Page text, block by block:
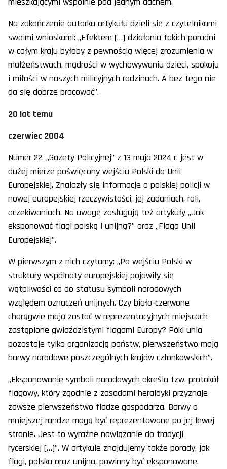
Na zakończenie autorka artykułu dzieli się z czytelnikami
swoimi wnioskami: „Efektem […] działania takich poradni
w całym kraju byłoby z pewnością więcej zrozumienia w
małżeństwach, mądrości w wychowywaniu dzieci, spokoju
i miłości w naszych milicyjnych rodzinach. A bez tego nie
da się dobrze pracować”.
20 lat temu
czerwiec 2004
Numer 22. „Gazety Policyjnej” z 13 maja 2024 r. jest w
dużej mierze poświęcony wejściu Polski do Unii
Europejskiej. Znalazły się informacje o polskiej policji w
nowej europejskiej rzeczywistości, jej zadaniach, roli,
oczekiwaniach. Na uwagę zasługują też artykuły „Jak
eksponować flagi polską i unijną?” oraz „Flaga Unii
Europejskiej”.
W pierwszym z nich czytamy: „Po wejściu Polski w
struktury wspólnoty europejskiej pojawiły się
wątpliwości co do statusu symboli narodowych
względem oznaczeń unijnych. Czy biało-czerwone
chorągwie mają zostać w reprezentacyjnych miejscach
zastąpione gwiaździstymi flagami Europy? Póki unia
pozostaje tylko organizacją państw, pierwszeństwo mają
barwy narodowe poszczególnych krajów członkowskich”.
„Eksponowanie symboli narodowych określa tzw. protokół
flagowy, który zgodnie z zasadami heraldyki przyznaje
zawsze pierwszeństwo fladze gospodarza. Barwy o
mniejszej randze mogą być reprezentowane po jej lewej
stronie. Jest to wyraźne nawiązanie do tradycji
rycerskiej […]”. W artykule znajdujemy także porady, jak
flagi, polska oraz unijna, powinny być eksponowane.